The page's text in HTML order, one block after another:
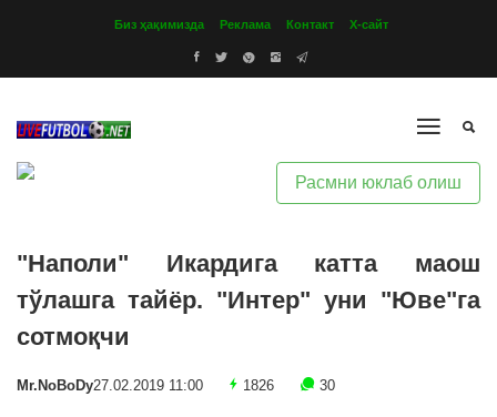
Биз ҳақимизда Реклама Контакт Х-сайт
Расмни юклаб олиш
"Наполи" Икардига катта маош
тўлашга тайёр. "Интер" уни "Юве"га
сотмоқчи
Mr.NoBoDy27.02.2019 11:00 1826 30